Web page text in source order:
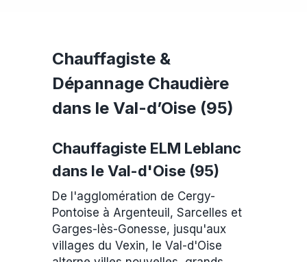
Chauffagiste &
Dépannage Chaudière
dans le Val-d’Oise (95)
Chauffagiste ELM Leblanc
dans le Val-d'Oise (95)
De l'agglomération de Cergy-
Pontoise à Argenteuil, Sarcelles et
Garges-lès-Gonesse, jusqu'aux
villages du Vexin, le Val-d'Oise